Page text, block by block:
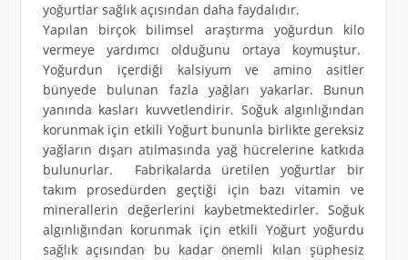
yoğurtlar sağlık açısından daha faydalıdır.
Yapılan birçok bilimsel araştırma yoğurdun kilo
vermeye yardımcı olduğunu ortaya koymuştur.
Yoğurdun içerdiği kalsiyum ve amino asitler
bünyede bulunan fazla yağları yakarlar. Bunun
yanında kasları kuvvetlendirir. Soğuk algınlığından
korunmak için etkili Yoğurt bununla birlikte gereksiz
yağların dışarı atılmasında yağ hücrelerine katkıda
bulunurlar. Fabrikalarda üretilen yoğurtlar bir
takım prosedürden geçtiği için bazı vitamin ve
minerallerin değerlerini kaybetmektedirler. Soğuk
algınlığından korunmak için etkili Yoğurt yoğurdu
sağlık açısından bu kadar önemli kılan şüphesiz